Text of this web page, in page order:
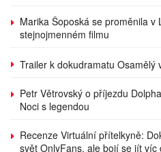
Marika Šoposká se proměnila v
stejnojmenném filmu
Trailer k dokudramatu Osamělý
Petr Větrovský o příjezdu
Noci s legendou
Recenze Virtuální přítelkyně:
svět OnlyFans, ale bojí se jít víc